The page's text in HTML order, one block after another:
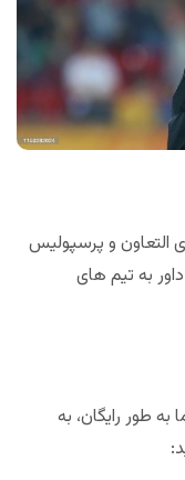
التعاون و پرسپولیس
به تیم های
طور رایگان، به